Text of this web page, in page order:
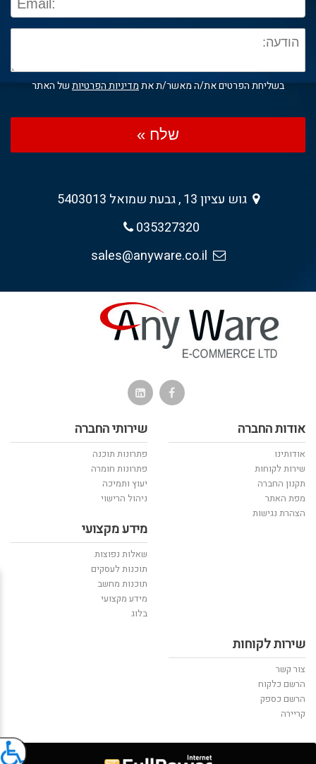
בשליחת הפרטים את/ה מאשר/ת אתמדיניות הפרטיותשל האתר
שלח »
גוש עציון 13 , גבעת שמואל 5403013
035327320
אודות החברה
אודותינו
שירות לקוחות
תקנון החברה
מפת האתר
הצהרת נגישות
שירותי החברה
פתרונות תוכנה
פתרונות חומרה
יעוץ ותמיכה
ניהול הרישוי
מידע מקצועי
שאלות נפוצות
תוכנות לעסקים
תוכנות מחשב
מידע מקצועי
בלוג
שירות לקוחות
צור קשר
הרשם כלקוח
הרשם כספק
קריירה